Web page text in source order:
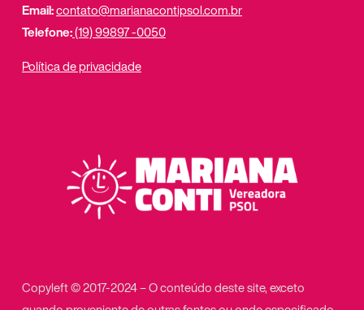
Email:contato@marianacontipsol.com.br
Telefone:(19) 99897 -0050
Política de privacidade
Copyleft © 2017-2024 – O conteúdo deste site, exceto